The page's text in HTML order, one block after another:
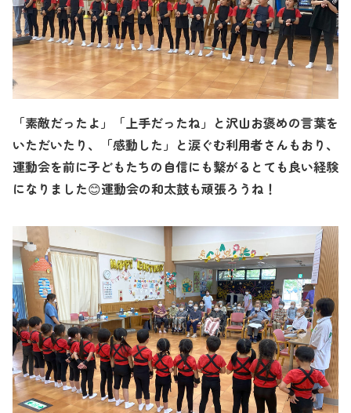
「素敵だったよ」「上手だったね」と沢山お褒めの言葉を
いただいたり、「感動した」と涙ぐむ利用者さんもおり、
運動会を前に子どもたちの自信にも繋がるとても良い経験
になりました😊運動会の和太鼓も頑張ろうね！